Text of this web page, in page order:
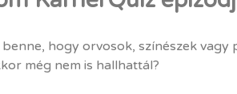
hogy orvosok, színészek
még nem is hallhattál?